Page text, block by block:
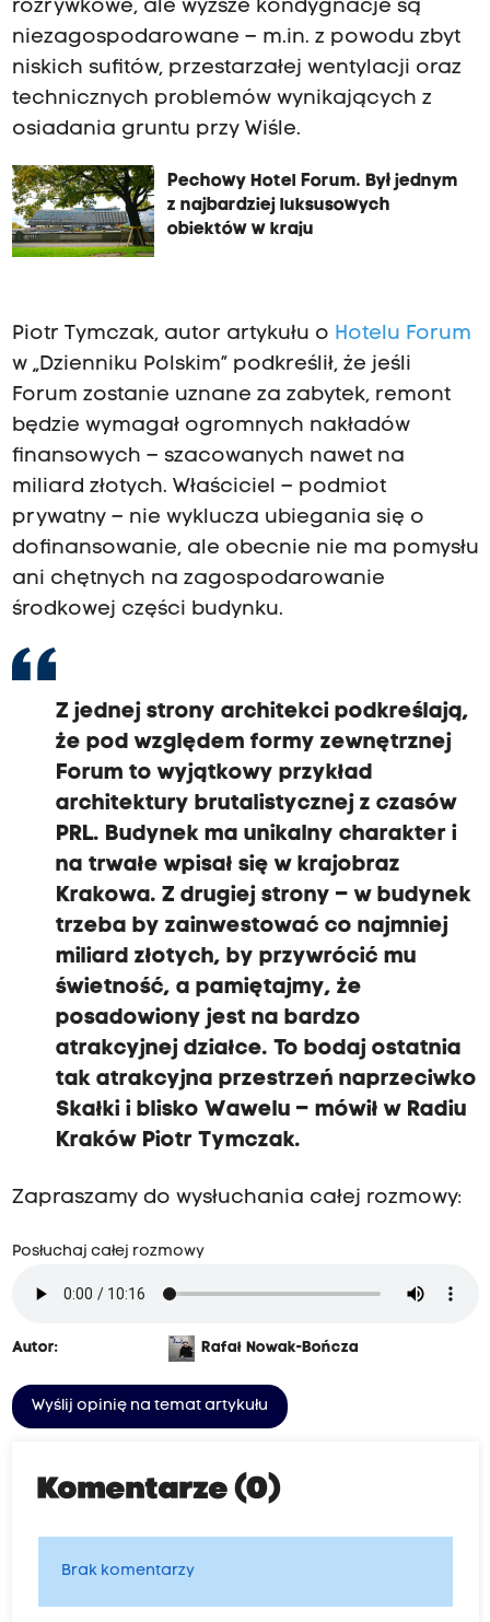
rozrywkowe, ale wyższe kondygnacje są
niezagospodarowane – m.in. z powodu zbyt
niskich sufitów, przestarzałej wentylacji oraz
technicznych problemów wynikających z
osiadania gruntu przy Wiśle.
Pechowy Hotel Forum. Był jednym
z najbardziej luksusowych
obiektów w kraju
Piotr Tymczak, autor artykułu o Hotelu Forum
w „Dzienniku Polskim” podkreślił, że jeśli
Forum zostanie uznane za zabytek, remont
będzie wymagał ogromnych nakładów
finansowych – szacowanych nawet na
miliard złotych. Właściciel – podmiot
prywatny – nie wyklucza ubiegania się o
dofinansowanie, ale obecnie nie ma pomysłu
ani chętnych na zagospodarowanie
środkowej części budynku.
Z jednej strony architekci podkreślają,
że pod względem formy zewnętrznej
Forum to wyjątkowy przykład
architektury brutalistycznej z czasów
PRL. Budynek ma unikalny charakter i
na trwałe wpisał się w krajobraz
Krakowa. Z drugiej strony – w budynek
trzeba by zainwestować co najmniej
miliard złotych, by przywrócić mu
świetność, a pamiętajmy, że
posadowiony jest na bardzo
atrakcyjnej działce. To bodaj ostatnia
tak atrakcyjna przestrzeń naprzeciwko
Skałki i blisko Wawelu – mówił w Radiu
Kraków Piotr Tymczak.
Zapraszamy do wysłuchania całej rozmowy:
Posłuchaj całej rozmowy
Autor: Rafał Nowak-Bończa
Wyślij opinię na temat artykułu
Komentarze (0)
Brak komentarzy